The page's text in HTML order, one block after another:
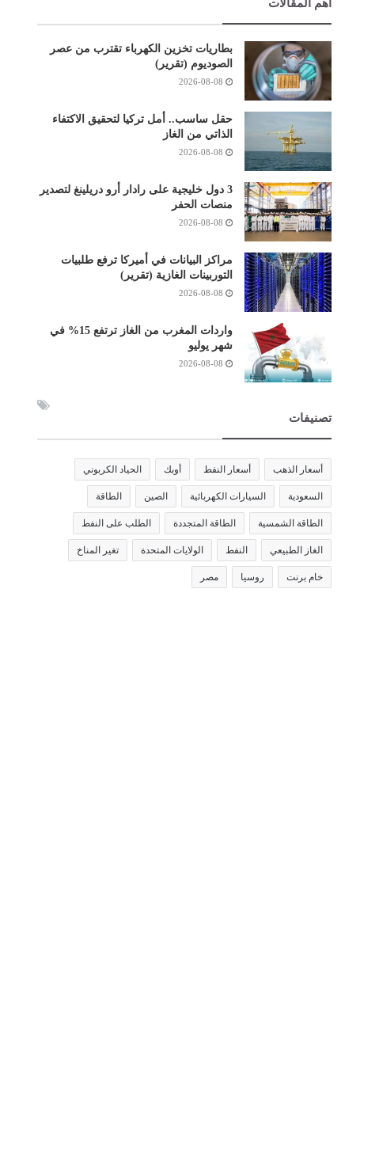
أهم المقالات
بطاريات تخزين الكهرباء تقترب من عصر
الصوديوم (تقرير)
2026-08-08
حقل ساسب.. أمل تركيا لتحقيق الاكتفاء
الذاتي من الغاز
2026-08-08
3 دول خليجية على رادار أرو دريلينغ لتصدير
منصات الحفر
2026-08-08
مراكز البيانات في أميركا ترفع طلبيات
التوربينات الغازية (تقرير)
2026-08-08
واردات المغرب من الغاز ترتفع 15% في
شهر يوليو
2026-08-08
تصنيفات
أسعار الذهب أسعار النفط أوبك الحياد الكربوني
السعودية السيارات الكهربائية الصين الطاقة
الطاقة الشمسية الطاقة المتجددة الطلب على النفط
الغاز الطبيعي النفط الولايات المتحدة تغير المناخ
خام برنت روسيا مصر